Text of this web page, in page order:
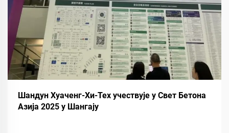
Шандун Хуаченг-Хи-Тех учествује у Свет Бетона
Азија 2025 у Шангају